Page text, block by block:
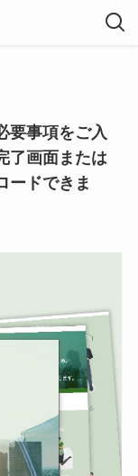
要事項をご入
了画面または
ードできま